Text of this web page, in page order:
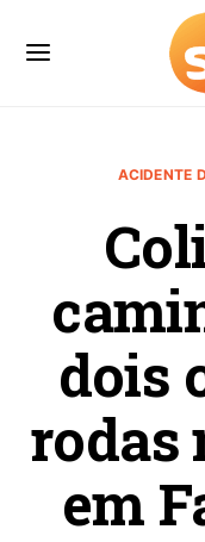
ACIDENTE
dois
rodas
em